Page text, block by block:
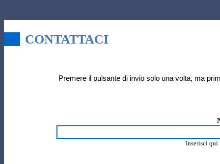
CONTATTACI
Premere il pulsante di invio solo una volta, ma
Inserisci qui